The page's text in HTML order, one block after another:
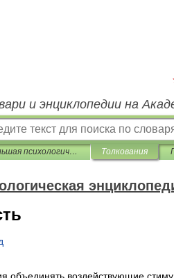
и энциклопедии на
Большая психологическая энциклопедия Толкования